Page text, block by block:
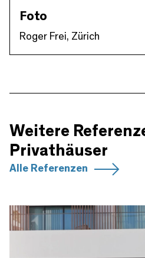
Foto
Roger Frei, Zürich
Weitere
Privathäuser
Alle Referenzen